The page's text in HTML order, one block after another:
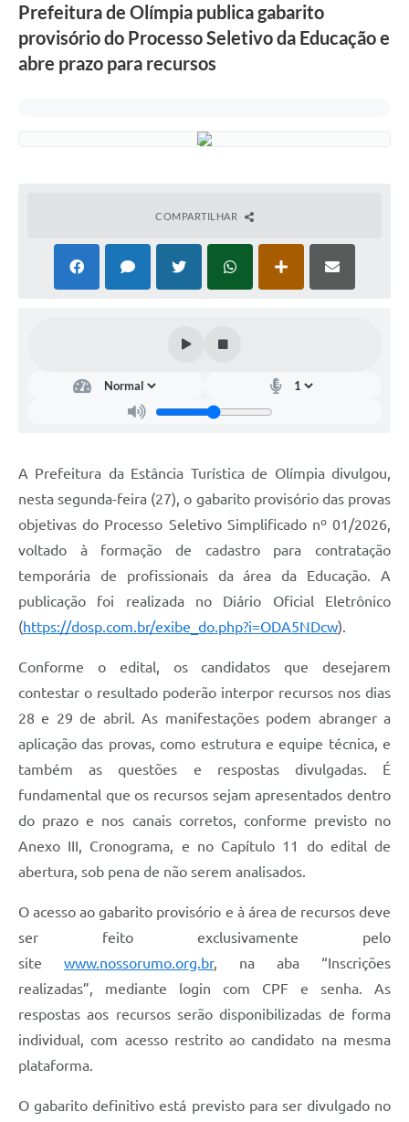
Prefeitura de Olímpia publica gabarito
provisório do Processo Seletivo da Educação e
abre prazo para recursos
COMPARTILHAR
A Prefeitura da Estância Turística de Olímpia divulgou,
nesta segunda-feira (27), o gabarito provisório das provas
objetivas do Processo Seletivo Simplificado nº 01/2026,
voltado à formação de cadastro para contratação
temporária de profissionais da área da Educação. A
publicação foi realizada no Diário Oficial Eletrônico
(https://dosp.com.br/exibe_do.php?i=ODA5NDcw).
Conforme o edital, os candidatos que desejarem
contestar o resultado poderão interpor recursos nos dias
28 e 29 de abril. As manifestações podem abranger a
aplicação das provas, como estrutura e equipe técnica, e
também as questões e respostas divulgadas. É
fundamental que os recursos sejam apresentados dentro
do prazo e nos canais corretos, conforme previsto no
Anexo III, Cronograma, e no Capítulo 11 do edital de
abertura, sob pena de não serem analisados.
O acesso ao gabarito provisório e à área de recursos deve
ser feito exclusivamente pelo
site www.nossorumo.org.br, na aba “Inscrições
realizadas”, mediante login com CPF e senha. As
respostas aos recursos serão disponibilizadas de forma
individual, com acesso restrito ao candidato na mesma
plataforma.
O gabarito definitivo está previsto para ser divulgado no